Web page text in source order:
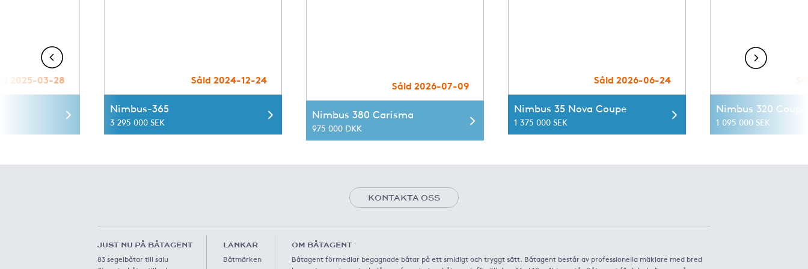
2025-03-28 Såld 2024-12-24
Nimbus-365
3 295 000 SEK
Såld 2026-07-09
Nimbus 380 Carisma
975 000 DKK
Såld 2026-06-24
Nimbus 35 Nova Coupe
1 375 000 SEK
Nimbus 320 Coupé
1 095 000 SEK
KONTAKTA OSS
JUST NU PÅ BÅTAGENT
83 segelbåtar till salu
LÄNKAR
Båtmärken
OM BÅTAGENT
Båtagent förmedlar begagnade båtar på ett smidigt och tryggt sätt. Båtagent består av professionella mäklare med bred